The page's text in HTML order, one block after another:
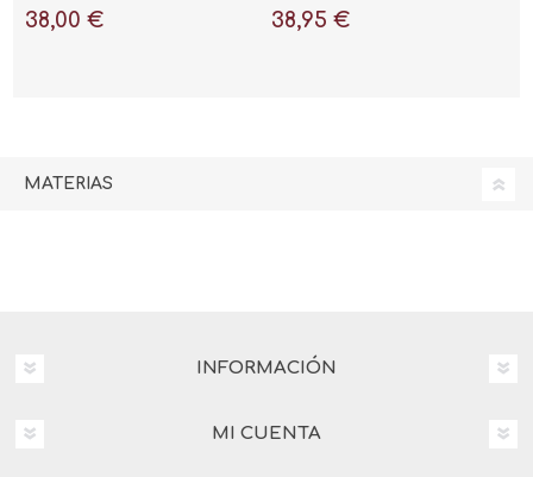
38,00 €
problemas útiles"
38,95 €
MATERIAS
INFORMACIÓN
MI CUENTA